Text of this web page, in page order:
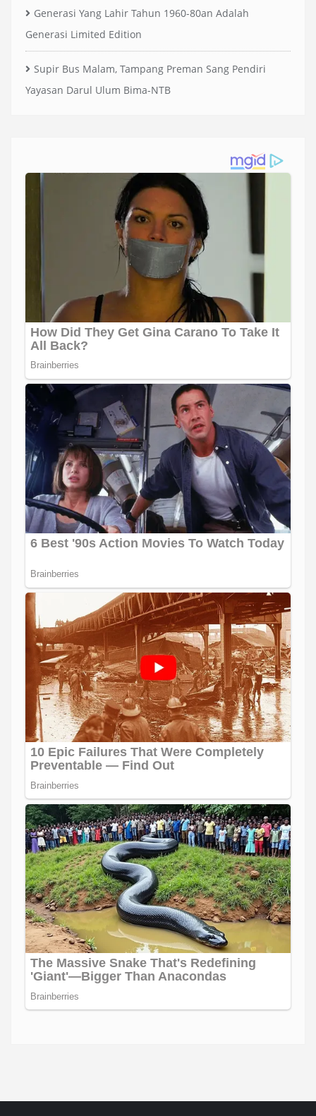
Generasi Yang Lahir Tahun 1960-80an Adalah
Generasi Limited Edition
Supir Bus Malam, Tampang Preman Sang Pendiri
Yayasan Darul Ulum Bima-NTB